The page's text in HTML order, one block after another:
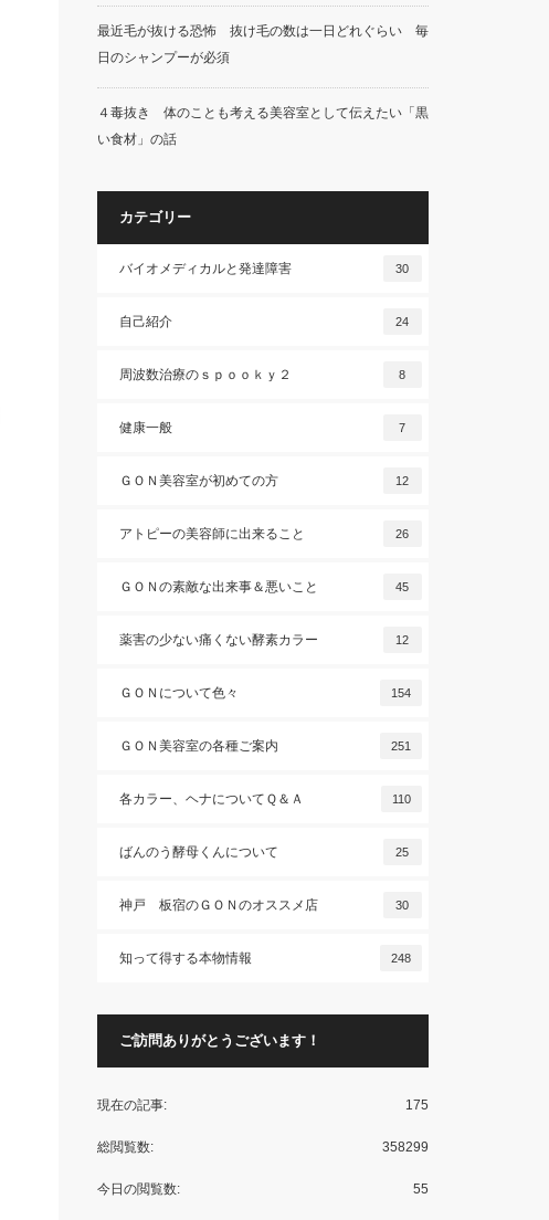
最近毛が抜ける恐怖 抜け毛の数は一日どれぐらい 毎
日のシャンプーが必須
４毒抜き 体のことも考える美容室として伝えたい「黒
い食材」の話
カテゴリー
バイオメディカルと発達障害 30
自己紹介 24
周波数治療のｓｐｏｏｋｙ２ 8
健康一般 7
ＧＯＮ美容室が初めての方 12
アトピーの美容師に出来ること 26
ＧＯＮの素敵な出来事＆悪いこと 45
薬害の少ない痛くない酵素カラー 12
ＧＯＮについて色々 154
ＧＯＮ美容室の各種ご案内 251
各カラー、ヘナについてＱ＆Ａ 110
ばんのう酵母くんについて 25
神戸 板宿のＧＯＮのオススメ店 30
知って得する本物情報 248
ご訪問ありがとうございます！
175
現在の記事:
358299
総閲覧数:
55
今日の閲覧数: